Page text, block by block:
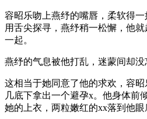
容昭乐吻上燕纾的嘴唇，柔软得一
用舌尖探寻，燕纾稍一松懈，他
一起。
燕纾的气息被他打乱，迷蒙间却
这相当于她同意了他的求欢，容
几底下拿出一个避孕x。他身体前
她的上衣，两粒嫩红的xx落到他眼